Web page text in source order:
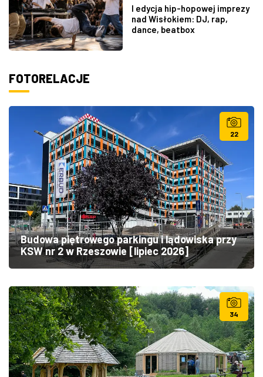
I edycja hip-hopowej imprezy
nad Wisłokiem: DJ, rap,
dance, beatbox
FOTORELACJE
22
Budowa piętrowego parkingu i lądowiska przy
KSW nr 2 w Rzeszowie [lipiec 2026]
34